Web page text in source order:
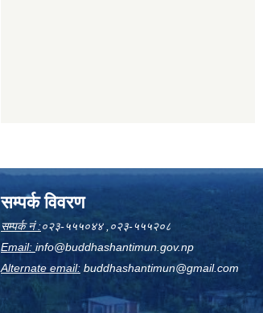
सम्पर्क विवरण
सम्पर्क नं :०२३-५५५०४४ ,०२३-५५५२०८
Email: info@buddhashantimun.gov.np
Alternate email: buddhashantimun@gmail.com